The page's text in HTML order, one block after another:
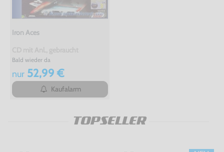
Iron Aces
Bald wieder da
nur52,99 €
Kaufalarm
TOPSELLER